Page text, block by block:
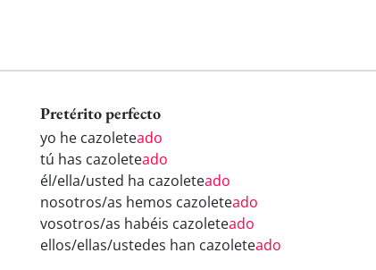
Pretérito perfecto
yo he cazoleteado
tú has cazoleteado
él/ella/usted ha cazoleteado
nosotros/as hemos cazoleteado
vosotros/as habéis cazoleteado
ellos/ellas/ustedes han cazoleteado